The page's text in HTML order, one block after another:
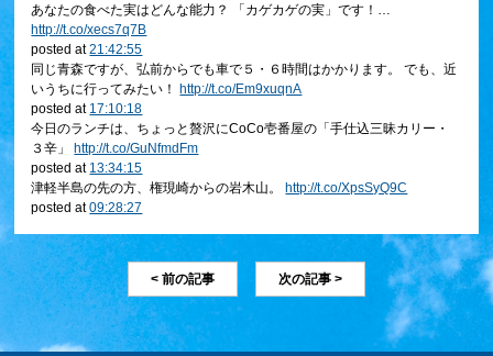
あなたの食べた実はどんな能力？ 「カゲカゲの実」です！…
http://t.co/xecs7q7B
posted at21:42:55
同じ青森ですが、弘前からでも車で５・６時間はかかります。 でも、近
いうちに行ってみたい！http://t.co/Em9xuqnA
posted at 17:10:18
今日のランチは、ちょっと贅沢にCoCo壱番屋の「手仕込三昧カリー・
３辛」http://t.co/GuNfmdFm
posted at 13:34:15
津軽半島の先の方、権現崎からの岩木山。http://t.co/XpsSyQ9C
posted at09:28:27
< 前の記事 次の記事 >